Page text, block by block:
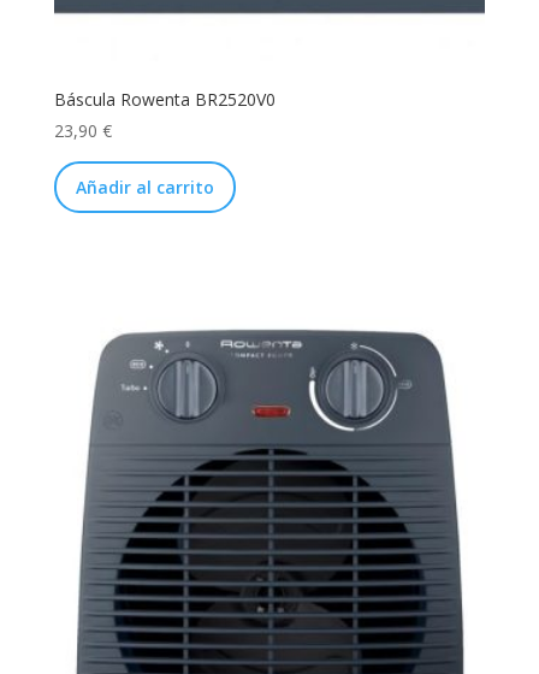
Báscula Rowenta BR2520V0
23,90 €
Añadir al carrito